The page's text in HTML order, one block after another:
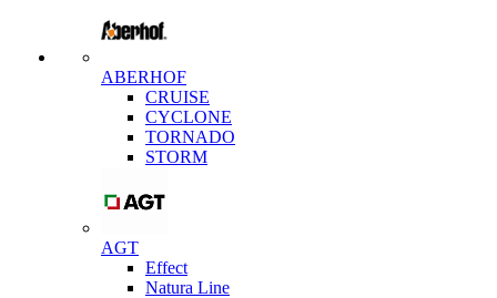
ABERHOF
CRUISE
CYCLONE
TORNADO
STORM
AGT
Effect
Natura Line